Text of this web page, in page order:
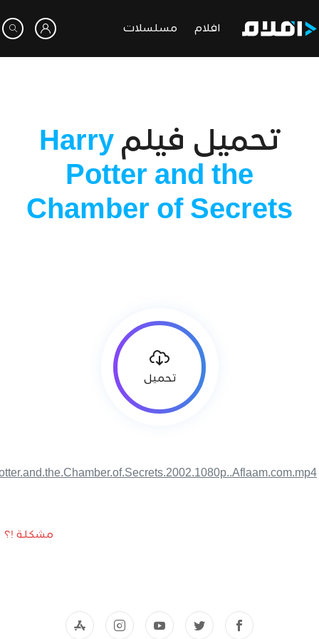
افلام مسلسلات
تحميل فيلم Harry
Potter and the
Chamber of Secrets
تحميل
مشكلة !؟